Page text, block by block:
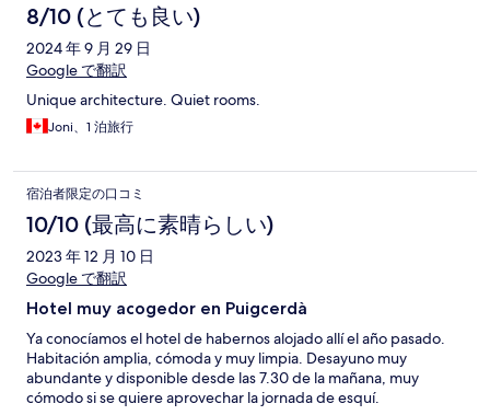
8/10 (とても良い)
2024 年 9 月 29 日
Google で翻訳
Unique architecture. Quiet rooms.
Joni、1 泊旅行
宿泊者限定の口コミ
10/10 (最高に素晴らしい)
2023 年 12 月 10 日
Google で翻訳
Hotel muy acogedor en Puigcerdà
Ya conocíamos el hotel de habernos alojado allí el año pasado.
Habitación amplia, cómoda y muy limpia. Desayuno muy
abundante y disponible desde las 7.30 de la mañana, muy
cómodo si se quiere aprovechar la jornada de esquí.